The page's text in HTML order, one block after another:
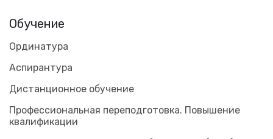
Обучение
Ординатура
Аспирантура
Дистанционное обучение
Профессиональная переподготовка. Повышение
квалификации